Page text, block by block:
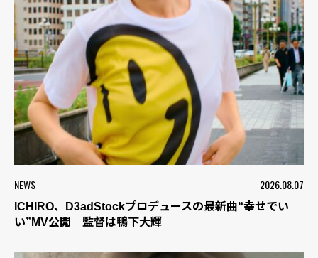
NEWS 2026.08.07
ICHIRO、D3adStockプロデュースの最新曲“幸せでい
い”MV公開 監督は鴨下大輝